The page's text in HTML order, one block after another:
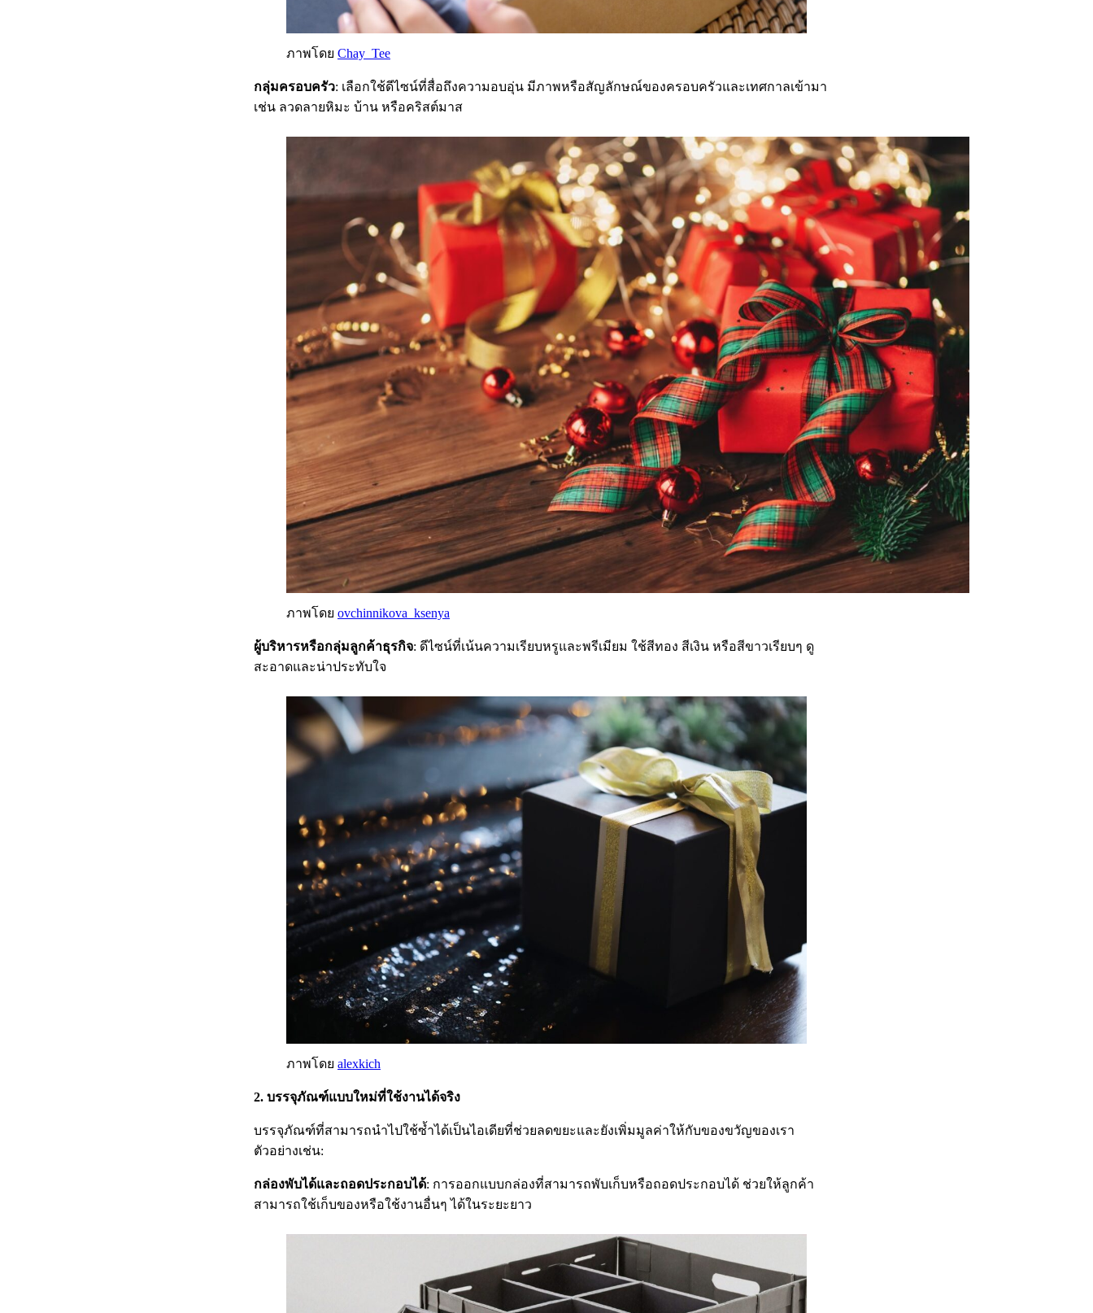
ภาพโดย Chay_Tee
กลุ่มครอบครัว: เลือกใช้ดีไซน์ที่สื่อถึงความอบอุ่น มีภาพหรือสัญลักษณ์ของครอบครัวและเทศกาลเข้ามา
เช่น ลวดลายหิมะ บ้าน หรือคริสต์มาส
ภาพโดย ovchinnikova_ksenya
ผู้บริหารหรือกลุ่มลูกค้าธุรกิจ: ดีไซน์ที่เน้นความเรียบหรูและพรีเมียม ใช้สีทอง สีเงิน หรือสีขาวเรียบๆ ดู
สะอาดและน่าประทับใจ
ภาพโดย alexkich
2. บรรจุภัณฑ์แบบใหม่ที่ใช้งานได้จริง
บรรจุภัณฑ์ที่สามารถนำไปใช้ซ้ำได้เป็นไอเดียที่ช่วยลดขยะและยังเพิ่มมูลค่าให้กับของขวัญของเรา
ตัวอย่างเช่น:
กล่องพับได้และถอดประกอบได้: การออกแบบกล่องที่สามารถพับเก็บหรือถอดประกอบได้ ช่วยให้ลูกค้า
สามารถใช้เก็บของหรือใช้งานอื่นๆ ได้ในระยะยาว